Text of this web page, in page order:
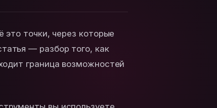
точки, через которые
— разбор того, как
граница возможностей